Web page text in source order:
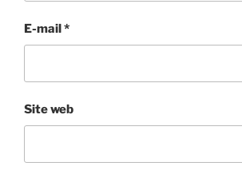
E-mail *
Site web